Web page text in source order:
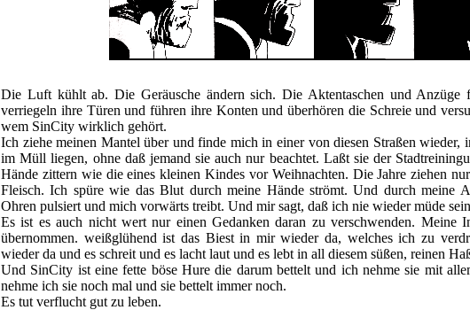
Die Luft kühlt ab. Die Geräusche ändern sich. Die Aktentaschen und Anzüge
verriegeln ihre Türen und führen ihre Konten und überhören die Schreie und
wem SinCity wirklich gehört.
Ich ziehe meinen Mantel über und finde mich in einer von diesen Straßen wieder,
im Müll liegen, ohne daß jemand sie auch nur beachtet. Laßt sie der
Hände zittern wie die eines kleinen Kindes vor Weihnachten. Die Jahre ziehen
Fleisch. Ich spüre wie das Blut durch meine Hände strömt. Und durch meine
Ohren pulsiert und mich vorwärts treibt. Und mir sagt, daß ich nie wieder müde
Es ist es auch nicht wert nur einen Gedanken daran zu verschwenden. Meine
übernommen. weißglühend ist das Biest in mir wieder da, welches ich zu
wieder da und es schreit und es lacht laut und es lebt in all diesem süßen, reinen
Und SinCity ist eine fette böse Hure die darum bettelt und ich nehme sie mit
nehme ich sie noch mal und sie bettelt immer noch.
Es tut verflucht gut zu leben.